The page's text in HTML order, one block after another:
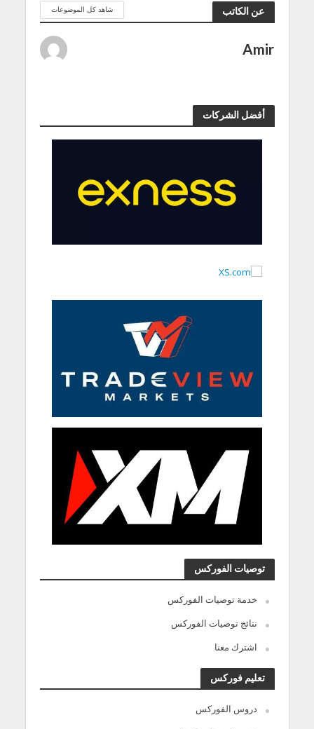
عن الكاتب شاهد كل الموضوعات
Amir
أفضل الشركات
توصيات الفوركس
خدمة توصيات الفوركس
نتائج توصيات الفوركس
اشترك معنا
تعليم فوركس
دروس الفوركس